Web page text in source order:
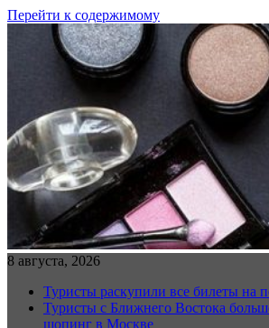
Перейти к содержимому
8 августа, 2026
Туристы раскупили все билеты на
Туристы с Ближнего Востока
шопинг в Москве